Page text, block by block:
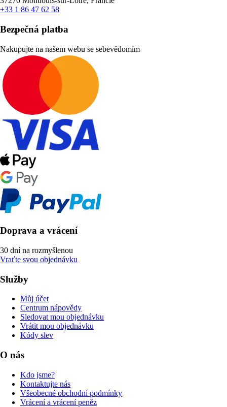
+33 1 86 47 62 58
Bezpečná platba
Nakupujte na našem webu se sebevědomím
Doprava a vrácení
30 dní na rozmyšlenou
Vraťte svou objednávku
Služby
Můj účet
Centrum nápovědy
Sledovat mou objednávku
Vrátit mou objednávku
Kódy slev
O nás
Kdo jsme?
Kontaktujte nás
Všeobecné obchodní podmínky
Vrácení a vrácení peněz